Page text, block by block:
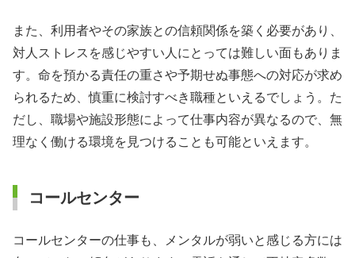
また、利用者やその家族との信頼関係を築く必要があり、
対人ストレスを感じやすい人にとっては難しい面もありま
す。命を預かる責任の重さや予期せぬ事態への対応が求め
られるため、慎重に検討すべき職種といえるでしょう。た
だし、職場や施設形態によって仕事内容が異なるので、無
理なく働ける環境を見つけることも可能といえます。
コールセンター
コールセンターの仕事も、メンタルが弱いと感じる方には